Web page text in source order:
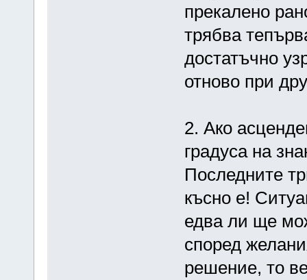
прекалено
трябва
достатъчно
отново при
2. Ако
градуса на
Последните
късно е!
едва ли ще
според
решение, то